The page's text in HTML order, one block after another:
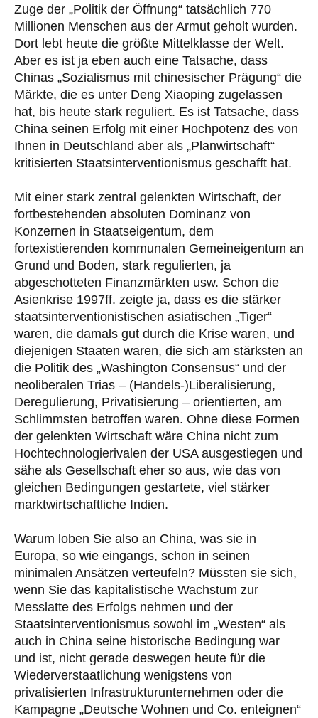
Zuge der „Politik der Öffnung“ tatsächlich 770
Millionen Menschen aus der Armut geholt wurden.
Dort lebt heute die größte Mittelklasse der Welt.
Aber es ist ja eben auch eine Tatsache, dass
Chinas „Sozialismus mit chinesischer Prägung“ die
Märkte, die es unter Deng Xiaoping zugelassen
hat, bis heute stark reguliert. Es ist Tatsache, dass
China seinen Erfolg mit einer Hochpotenz des von
Ihnen in Deutschland aber als „Planwirtschaft“
kritisierten Staatsinterventionismus geschafft hat.
Mit einer stark zentral gelenkten Wirtschaft, der
fortbestehenden absoluten Dominanz von
Konzernen in Staatseigentum, dem
fortexistierenden kommunalen Gemeineigentum an
Grund und Boden, stark regulierten, ja
abgeschotteten Finanzmärkten usw. Schon die
Asienkrise 1997ff. zeigte ja, dass es die stärker
staatsinterventionistischen asiatischen „Tiger“
waren, die damals gut durch die Krise waren, und
diejenigen Staaten waren, die sich am stärksten an
die Politik des „Washington Consensus“ und der
neoliberalen Trias – (Handels-)Liberalisierung,
Deregulierung, Privatisierung – orientierten, am
Schlimmsten betroffen waren. Ohne diese Formen
der gelenkten Wirtschaft wäre China nicht zum
Hochtechnologierivalen der USA ausgestiegen und
sähe als Gesellschaft eher so aus, wie das von
gleichen Bedingungen gestartete, viel stärker
marktwirtschaftliche Indien.
Warum loben Sie also an China, was sie in
Europa, so wie eingangs, schon in seinen
minimalen Ansätzen verteufeln? Müssten sie sich,
wenn Sie das kapitalistische Wachstum zur
Messlatte des Erfolgs nehmen und der
Staatsinterventionismus sowohl im „Westen“ als
auch in China seine historische Bedingung war
und ist, nicht gerade deswegen heute für die
Wiederverstaatlichung wenigstens von
privatisierten Infrastrukturunternehmen oder die
Kampagne „Deutsche Wohnen und Co. enteignen“